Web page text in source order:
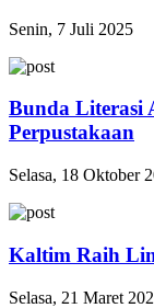
Senin, 7 Juli 2025
Bunda Literasi
Perpustakaan
Selasa, 18 Oktober
Kaltim Raih
Selasa, 21 Maret